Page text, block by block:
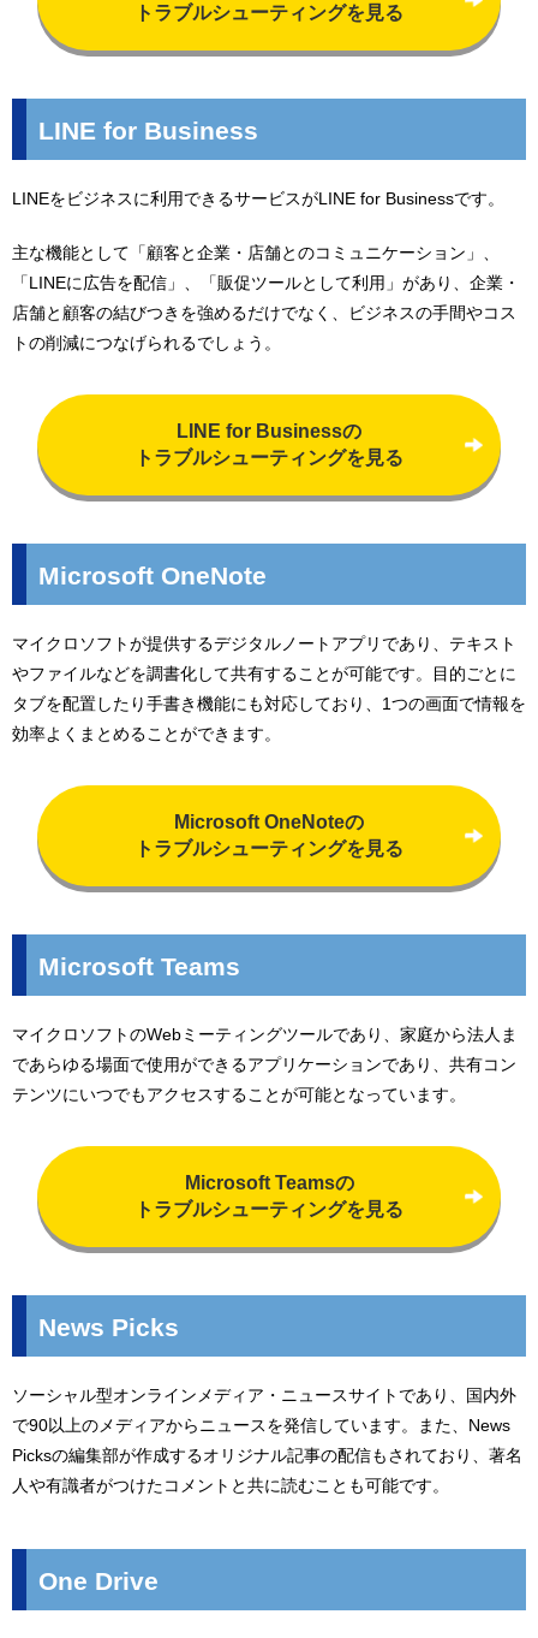
トラブルシューティングを見る
LINE for Business
LINEをビジネスに利用できるサービスがLINE for Businessです。
主な機能として「顧客と企業・店舗とのコミュニケーション」、
「LINEに広告を配信」、「販促ツールとして利用」があり、企業・
店舗と顧客の結びつきを強めるだけでなく、ビジネスの手間やコス
トの削減につなげられるでしょう。
LINE for Businessの
トラブルシューティングを見る
Microsoft OneNote
マイクロソフトが提供するデジタルノートアプリであり、テキスト
やファイルなどを調書化して共有することが可能です。目的ごとに
タブを配置したり手書き機能にも対応しており、1つの画面で情報を
効率よくまとめることができます。
Microsoft OneNoteの
トラブルシューティングを見る
Microsoft Teams
マイクロソフトのWebミーティングツールであり、家庭から法人ま
であらゆる場面で使用ができるアプリケーションであり、共有コン
テンツにいつでもアクセスすることが可能となっています。
Microsoft Teamsの
トラブルシューティングを見る
News Picks
ソーシャル型オンラインメディア・ニュースサイトであり、国内外
で90以上のメディアからニュースを発信しています。また、News
Picksの編集部が作成するオリジナル記事の配信もされており、著名
人や有識者がつけたコメントと共に読むことも可能です。
One Drive